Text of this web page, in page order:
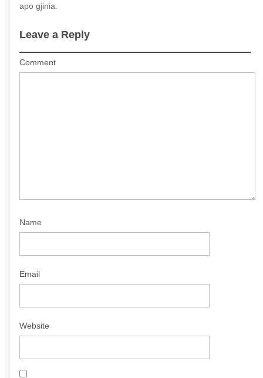
apo gjinia.
Leave a Reply
Comment
Name
Email
Website